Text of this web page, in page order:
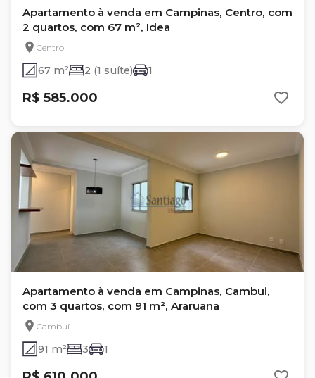
Apartamento à venda em Campinas, Centro, com
2 quartos, com 67 m², Idea
Centro
67 m² 2 (1 suíte) 1
R$ 585.000
Apartamento à venda em Campinas, Cambui,
com 3 quartos, com 91 m², Araruana
Cambuí
91 m² 3 1